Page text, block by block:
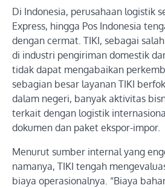
Di Indonesia, perusahaan logistik
Express, hingga Pos Indonesia
dengan cermat. TIKI, sebagai
di industri pengiriman domestik
tidak dapat mengabaikan
sebagian besar layanan TIKI
dalam negeri, banyak aktivitas
terkait dengan logistik
dokumen dan paket ekspor-impor.
Menurut sumber internal yang
namanya, TIKI tengah
biaya operasionalnya. “Biaya